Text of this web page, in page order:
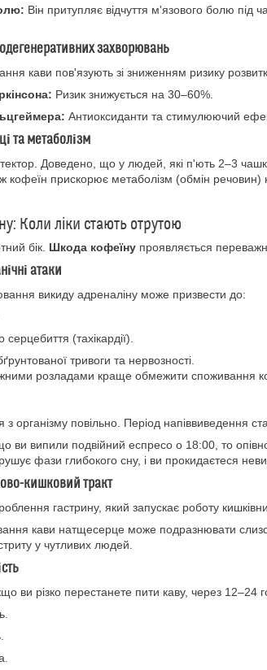
Він притупляє відчуття м'язового болю
захворювань
кави пов'язують зі зниженням ризику
Ризик знижується на 30–60%.
Антиоксиданти та стимулюючий
та метаболізм
Доведено, що у людей, які п'ють 2–3
кофеїн прискорює метаболізм (обмін
Коли ліки стають отрутою
бік. Шкода кофеїну проявляється
атаки
викиду адреналіну може призвести до:
(тахікардії).
тривоги та нервозності.
розладами краще обмежити споживання
з організму повільно. Період напіввиведення
ви випили подвійний еспресо о 18:00, то
фази глибокого сну, і ви прокидаєтеся
кишковий тракт
гастрину, який запускає роботу
кави натщесерце може подразнювати
у чутливих людей.
ви різко перестанете пити каву, через 12–24